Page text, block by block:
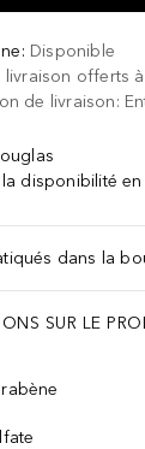
: Disponible
livraison offerts
de livraison:
disponibilité en
dans la
SUR LE